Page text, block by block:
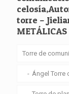
torre –
METÁLICAS
Torre de
Ángel Torre